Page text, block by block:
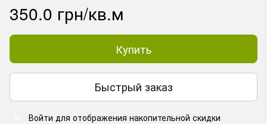
350.0 грн/кв.м
Купить
Быстрый заказ
Войти для отображения накопительной скидки